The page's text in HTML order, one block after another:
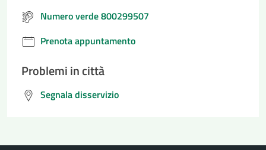
Numero verde 800299507
Prenota appuntamento
Problemi in città
Segnala disservizio